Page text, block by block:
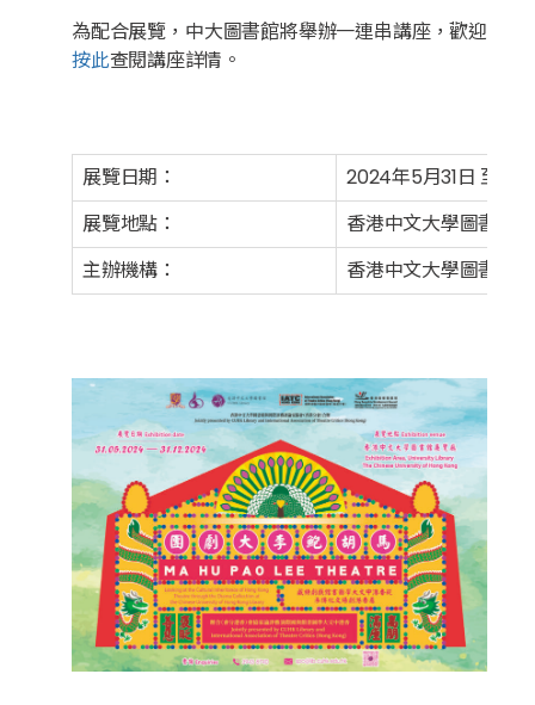
為配合展覽，中大圖書館將舉辦一連串講座，歡迎
按此查閱講座詳情。
展覽日期：
2024年5月31日 至
展覽地點：
香港中文大學圖書館
主辦機構：
香港中文大學圖書館